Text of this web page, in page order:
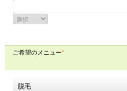
ご希望のメニュー*
脱毛